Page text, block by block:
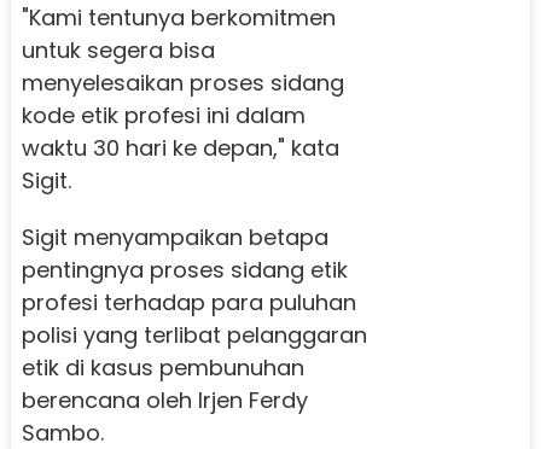
"Kami tentunya berkomitmen
untuk segera bisa
menyelesaikan proses sidang
kode etik profesi ini dalam
waktu 30 hari ke depan," kata
Sigit.
Sigit menyampaikan betapa
pentingnya proses sidang etik
profesi terhadap para puluhan
polisi yang terlibat pelanggaran
etik di kasus pembunuhan
berencana oleh Irjen Ferdy
Sambo.